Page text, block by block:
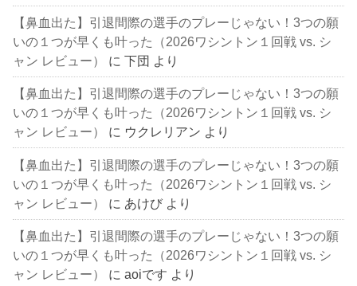
【鼻血出た】引退間際の選手のプレーじゃない！3つの願
いの１つが早くも叶った（2026ワシントン１回戦 vs. シ
ャン レビュー）
に下団 より
【鼻血出た】引退間際の選手のプレーじゃない！3つの願
いの１つが早くも叶った（2026ワシントン１回戦 vs. シ
ャン レビュー）
に ウクレリアン より
【鼻血出た】引退間際の選手のプレーじゃない！3つの願
いの１つが早くも叶った（2026ワシントン１回戦 vs. シ
ャン レビュー）
に あけび より
【鼻血出た】引退間際の選手のプレーじゃない！3つの願
いの１つが早くも叶った（2026ワシントン１回戦 vs. シ
ャン レビュー）
にaoiです より